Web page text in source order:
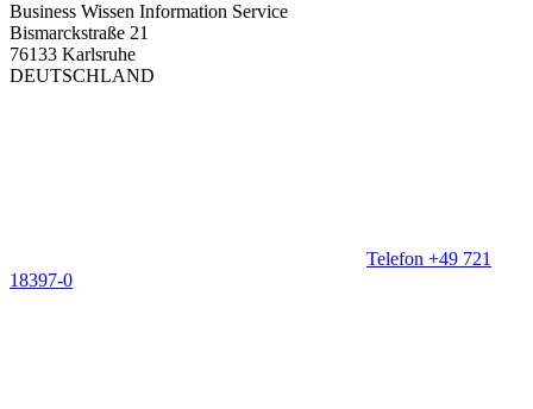
Business Wissen Information Service
Bismarckstraße 21
76133 Karlsruhe
DEUTSCHLAND
Telefon +49 721
18397-0